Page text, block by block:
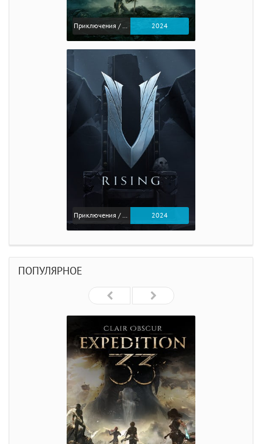
Приключения / Экшен / Ролевые 2024
Приключения / Экшен 2024
ПОПУЛЯРНОЕ